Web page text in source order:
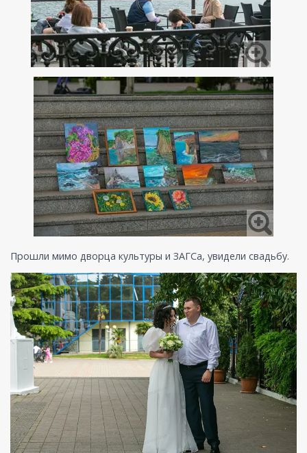
Прошли мимо дворца культуры и ЗАГСа, увидели свадьбу.